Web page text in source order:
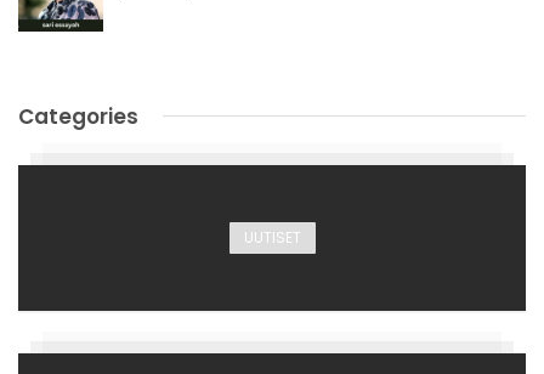
Categories
UUTISET